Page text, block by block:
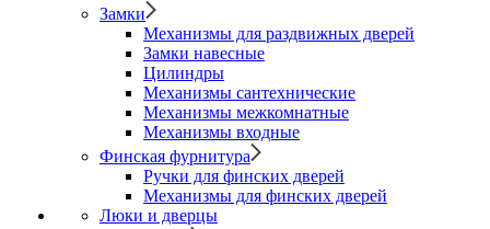
Замки
Механизмы для раздвижных дверей
Замки навесные
Цилиндры
Механизмы сантехнические
Механизмы межкомнатные
Механизмы входные
Финская фурнитура
Ручки для финских дверей
Механизмы для финских дверей
Люки и дверцы